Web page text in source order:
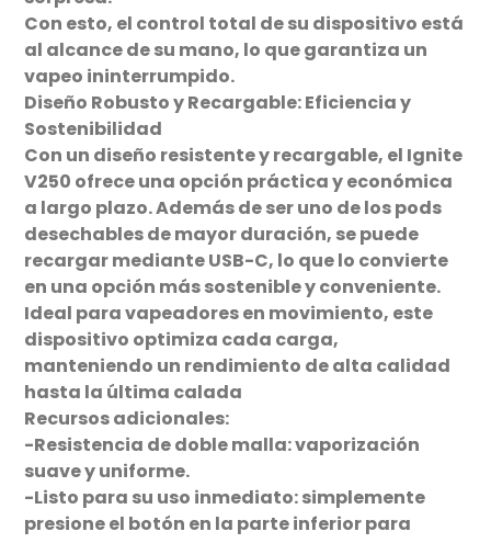
Con esto, el control total de su dispositivo está
al alcance de su mano, lo que garantiza un
vapeo ininterrumpido.
Diseño Robusto y Recargable: Eficiencia y
Sostenibilidad
Con un diseño resistente y recargable, el Ignite
V250 ofrece una opción práctica y económica
a largo plazo. Además de ser uno de los pods
desechables de mayor duración, se puede
recargar mediante USB-C, lo que lo convierte
en una opción más sostenible y conveniente.
Ideal para vapeadores en movimiento, este
dispositivo optimiza cada carga,
manteniendo un rendimiento de alta calidad
hasta la última calada
Recursos adicionales:
-Resistencia de doble malla: vaporización
suave y uniforme.
-Listo para su uso inmediato: simplemente
presione el botón en la parte inferior para